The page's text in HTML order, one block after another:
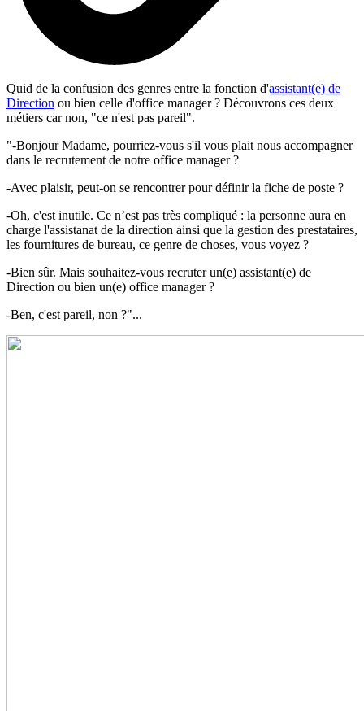
Quid de la confusion des genres entre la fonction d'assistant(e) de
Direction ou bien celle d'office manager ? Découvrons ces deux
métiers car non, "ce n'est pas pareil".
"-Bonjour Madame, pourriez-vous s'il vous plait nous accompagner
dans le recrutement de notre office manager ?
-Avec plaisir, peut-on se rencontrer pour définir la fiche de poste ?
-Oh, c'est inutile. Ce n’est pas très compliqué : la personne aura en
charge l'assistanat de la direction ainsi que la gestion des prestataires,
les fournitures de bureau, ce genre de choses, vous voyez ?
-Bien sûr. Mais souhaitez-vous recruter un(e) assistant(e) de
Direction ou bien un(e) office manager ?
-Ben, c'est pareil, non ?"...